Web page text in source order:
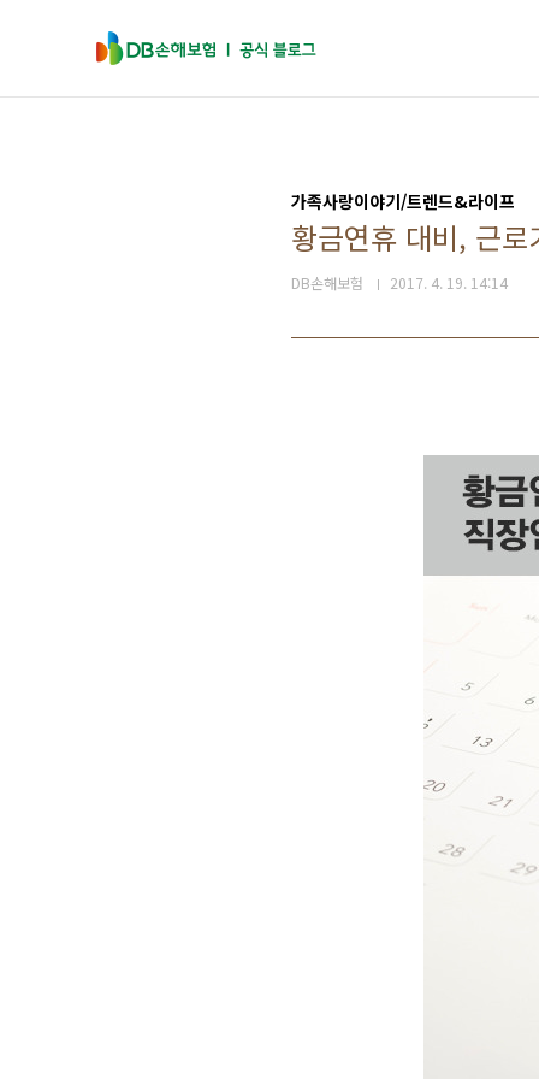
가족사랑이야기/트렌드&라이프
황금연휴 대비, 근
DB손해보험 2017. 4. 19. 14:14